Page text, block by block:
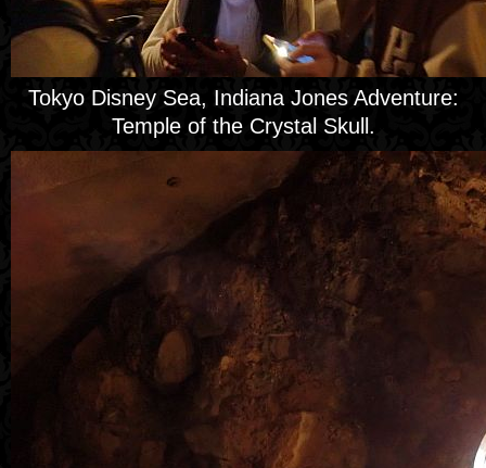
Tokyo Disney Sea, Indiana Jones Adventure:
Temple of the Crystal Skull.